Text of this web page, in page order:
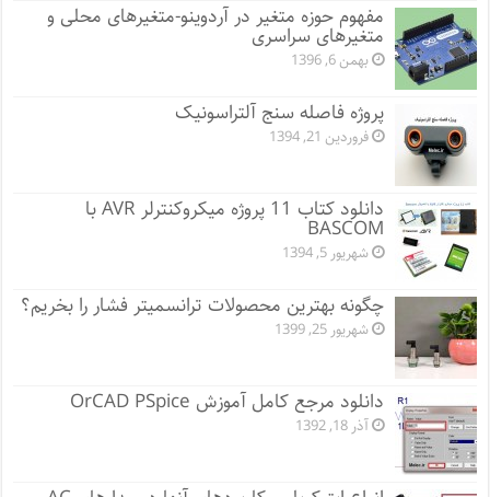
مفهوم حوزه متغیر در آردوینو-متغیرهای محلی و
متغیرهای سراسری
بهمن 6, 1396
پروژه فاصله سنج آلتراسونیک
فروردین 21, 1394
دانلود کتاب 11 پروژه میکروکنترلر AVR با
BASCOM
شهریور 5, 1394
چگونه بهترین محصولات ترانسمیتر فشار را بخریم؟
شهریور 25, 1399
دانلود مرجع کامل آموزش OrCAD PSpice
آذر 18, 1392